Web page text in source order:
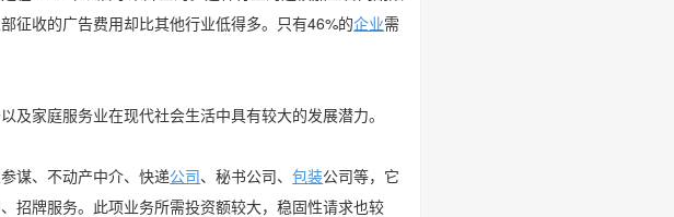
征收的广告费用却比其他行业低得多。只有46%的企业需
及家庭服务业在现代社会生活中具有较大的发展潜力。
谋、不动产中介、快递公司、秘书公司、包装公司等，它
招牌服务。此项业务所需投资额较大，稳固性请求也较